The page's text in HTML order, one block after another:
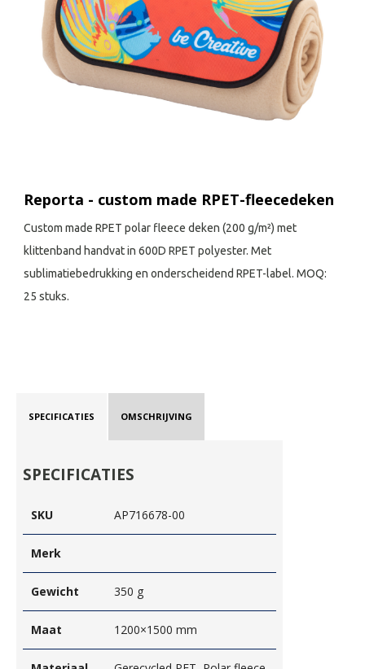
Reporta - custom made RPET-fleecedeken
Custom made RPET polar fleece deken (200 g/m²) met
klittenband handvat in 600D RPET polyester. Met
sublimatiebedrukking en onderscheidend RPET-label. MOQ:
25 stuks.
SPECIFICATIES OMSCHRIJVING
SPECIFICATIES
SKU AP716678-00
Merk
Gewicht 350 g
Maat 1200×1500 mm